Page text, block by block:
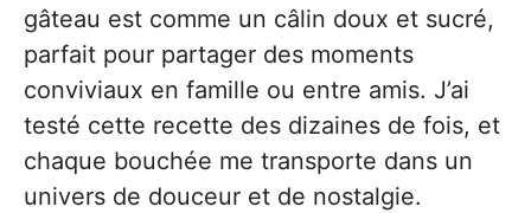
gâteau est comme un câlin doux et sucré,
parfait pour partager des moments
conviviaux en famille ou entre amis. J’ai
testé cette recette des dizaines de fois, et
chaque bouchée me transporte dans un
univers de douceur et de nostalgie.